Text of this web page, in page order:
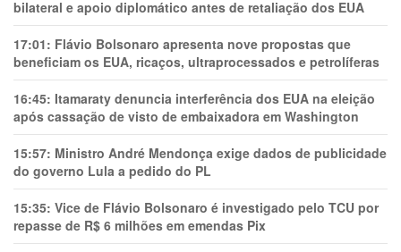
bilateral e apoio diplomático antes de retaliação dos EUA
17:01: Flávio Bolsonaro apresenta nove propostas que
beneficiam os EUA, ricaços, ultraprocessados e petrolíferas
16:45: Itamaraty denuncia interferência dos EUA na eleição
após cassação de visto de embaixadora em Washington
15:57: Ministro André Mendonça exige dados de publicidade
do governo Lula a pedido do PL
15:35: Vice de Flávio Bolsonaro é investigado pelo TCU por
repasse de R$ 6 milhões em emendas Pix